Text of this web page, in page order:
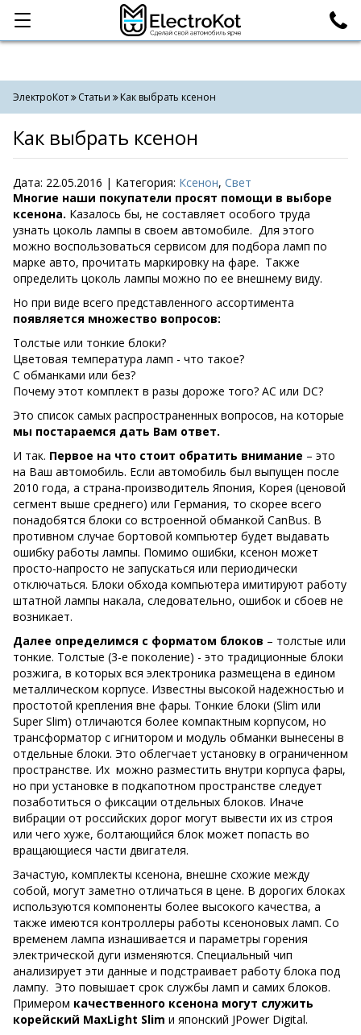
Категории Поиск
ЭлектроКот Статьи Как выбрать ксенон
Как выбрать ксенон
Дата: 22.05.2016 | Категория: Ксенон, Свет
Многие наши покупатели просят помощи в выборе
ксенона. Казалось бы, не составляет особого труда
узнать цоколь лампы в своем автомобиле. Для этого
можно воспользоваться сервисом для подбора ламп по
марке авто, прочитать маркировку на фаре. Также
определить цоколь лампы можно по ее внешнему виду.
Но при виде всего представленного ассортимента
появляется множество вопросов:
Толстые или тонкие блоки?
Цветовая температура ламп - что такое?
С обманками или без?
Почему этот комплект в разы дороже того? АС или DC?
Это список самых распространенных вопросов, на которые
мы постараемся дать Вам ответ.
И так. Первое на что стоит обратить внимание – это
на Ваш автомобиль. Если автомобиль был выпущен после
2010 года, а страна-производитель Япония, Корея (ценовой
сегмент выше среднего) или Германия, то скорее всего
понадобятся блоки со встроенной обманкой CanBus. В
противном случае бортовой компьютер будет выдавать
ошибку работы лампы. Помимо ошибки, ксенон может
просто-напросто не запускаться или периодически
отключаться. Блоки обхода компьютера имитируют работу
штатной лампы накала, следовательно, ошибок и сбоев не
возникает.
Далее определимся с форматом блоков – толстые или
тонкие. Толстые (3-е поколение) - это традиционные блоки
розжига, в которых вся электроника размещена в едином
металлическом корпусе. Известны высокой надежностью и
простотой крепления вне фары. Тонкие блоки (Slim или
Super Slim) отличаются более компактным корпусом, но
трансформатор с игнитором и модуль обманки вынесены в
отдельные блоки. Это облегчает установку в ограниченном
пространстве. Их можно разместить внутри корпуса фары,
но при установке в подкапотном пространстве следует
позаботиться о фиксации отдельных блоков. Иначе
вибрации от российских дорог могут вывести их из строя
или чего хуже, болтающийся блок может попасть во
вращающиеся части двигателя.
Зачастую, комплекты ксенона, внешне схожие между
собой, могут заметно отличаться в цене. В дорогих блоках
используются компоненты более высокого качества, а
также имеются контроллеры работы ксеноновых ламп. Со
временем лампа изнашивается и параметры горения
электрической дуги изменяются. Специальный чип
анализирует эти данные и подстраивает работу блока под
лампу. Это повышает срок службы ламп и самих блоков.
Примером качественного ксенона могут служить
корейский MaxLight Slim и японский JPower Digital.